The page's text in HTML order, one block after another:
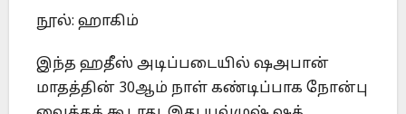
நூல்: ஹாகிம்
இந்த ஹதீஸ் அடிப்படையில் ஷஅபான்
மாதத்தின் 30ஆம் நாள் கண்டிப்பாக நோன்பு